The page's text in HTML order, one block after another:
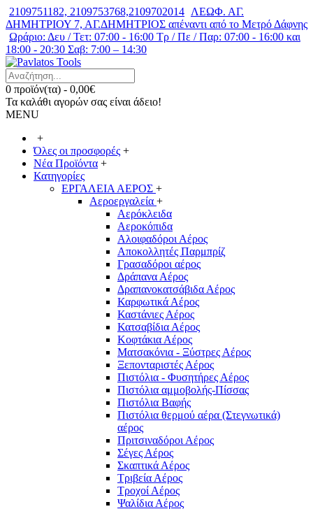
2109751182, 2109753768,2109702014 ΛΕΩΦ. ΑΓ.
ΔΗΜΗΤΡΙΟΥ 7, ΑΓ.ΔΗΜΗΤΡΙΟΣ απέναντι από το Μετρό Δάφνης
Ωράριο: Δευ / Τετ: 07:00 - 16:00 Τρ / Πε / Παρ: 07:00 - 16:00 και
18:00 - 20:30 Σαβ: 7:00 – 14:30
0 προϊόν(τα) - 0,00€
Τα καλάθι αγορών σας είναι άδειο!
MENU
+
Όλες οι προσφορές +
Νέα Προϊόντα +
Κατηγορίες
ΕΡΓΑΛΕΙΑ ΑΕΡΟΣ +
Αεροεργαλεία +
Αερόκλειδα
Αεροκόπιδα
Αλοιφαδόροι Αέρος
Αποκολλητές Παρμπρίζ
Γρασαδόροι αέρος
Δράπανα Αέρος
Δραπανοκατσάβιδα Αέρος
Καρφωτικά Αέρος
Καστάνιες Αέρος
Κατσαβίδια Αέρος
Κοφτάκια Αέρος
Ματσακόνια - Ξύστρες Αέρος
Ξεπονταριστές Αέρος
Πιστόλια - Φυσητήρες Αέρος
Πιστόλια αμμοβολής-Πίσσας
Πιστόλια Βαφής
Πιστόλια θερμού αέρα (Στεγνωτικά)
αέρος
Πριτσιναδόροι Αέρος
Σέγες Αέρος
Σκαπτικά Αέρος
Τριβεία Αέρος
Τροχοί Αέρος
Ψαλίδια Αέρος